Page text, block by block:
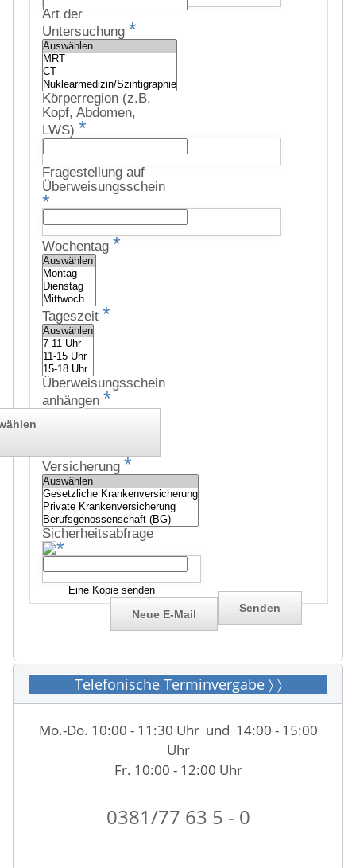
Art der
Untersuchung *
Körperregion (z.B.
Kopf, Abdomen,
LWS) *
Fragestellung auf
Überweisungsschein
*
Wochentag *
Tageszeit *
Überweisungsschein
anhängen *
Versicherung *
Sicherheitsabfrage
*
Eine Kopie senden
Telefonische Terminvergabe 〉 〉
Mo.-Do. 10:00 - 11:30 Uhr und 14:00 - 15:00
Uhr
Fr. 10:00 - 12:00 Uhr
0381/77 63 5 - 0